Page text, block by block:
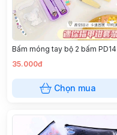
Bấm móng tay bộ 2 bấm PD14
35.000đ
Chọn mua